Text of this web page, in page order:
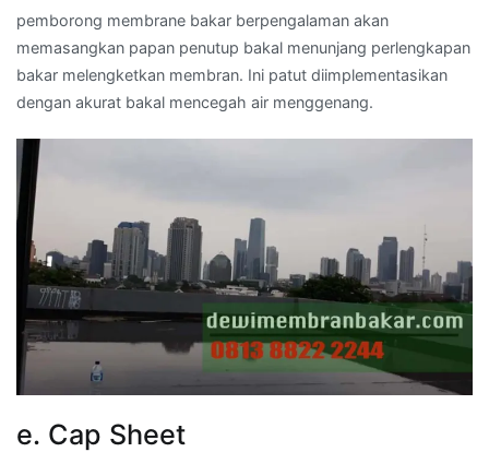
pemborong membrane bakar berpengalaman akan
memasangkan papan penutup bakal menunjang perlengkapan
bakar melengketkan membran. Ini patut diimplementasikan
dengan akurat bakal mencegah air menggenang.
e. Cap Sheet